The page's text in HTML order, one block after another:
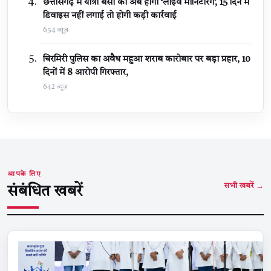
छत्तीसगढ़ में यात्री बसों की अब होगी ‘लाइव मॉनिटरिंग’, 15 दिन में
डिवाइस नहीं लगाई तो होगी कड़ी कार्रवाई
654 व्यूज़
चिरमिरी पुलिस का अवैध महुआ शराब कारोबार पर बड़ा प्रहार, 10
दिनों में 8 आरोपी गिरफ्तार,
642 व्यूज़
आपके लिए
संबंधित खबरें सभी खबरें →